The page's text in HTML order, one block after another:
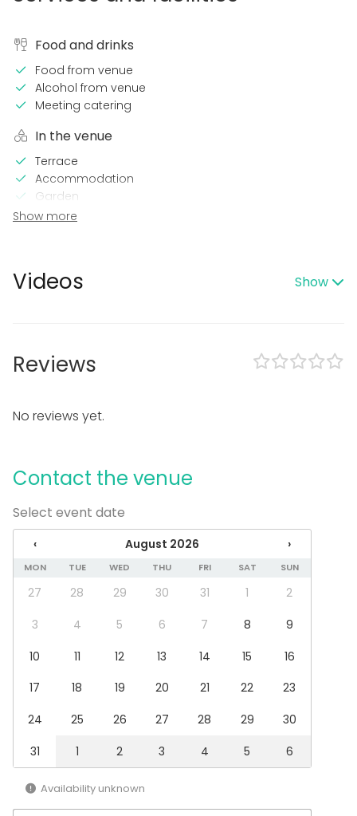
Food and drinks
Food from venue
Alcohol from venue
Meeting catering
In the venue
Terrace
Accommodation
Garden
Event types
Wedding
Spa / Wellness / Sauna
Fair / Exhibition
Performance / Show
Cabin trip / Retreat
Experience / Activity
Venue type
Activities
Outdoor activities
Swimming
- Langaton verkko
Muita palveluita:
- Tulipaikka
- Istumapaikat ruokailua ja illanviettoa varten
Show more
Videos Show
Reviews
No reviews yet.
Contact the venue
Select event date
‹ August 2026 ›
MON TUE WED THU FRI SAT SUN
27 28 29 30 31 1
2
3
4 5 6 7 8
9
10
11 12 13 14 15
16
17
18 19 20 21 22
23
24
25 26 27 28 29
30
31
1 2 3 4 5 6
Availability unknown